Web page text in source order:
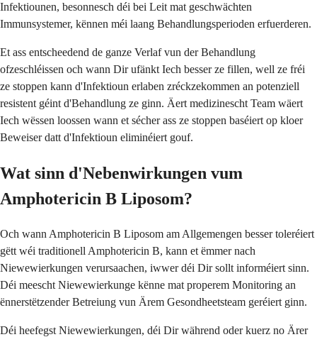
Infektiounen, besonnesch déi bei Leit mat geschwächten
Immunsystemer, kënnen méi laang Behandlungsperioden erfuerderen.
Et ass entscheedend de ganze Verlaf vun der Behandlung
ofzeschléissen och wann Dir ufänkt Iech besser ze fillen, well ze fréi
ze stoppen kann d'Infektioun erlaben zréckzekommen an potenziell
resistent géint d'Behandlung ze ginn. Äert medizinescht Team wäert
Iech wëssen loossen wann et sécher ass ze stoppen baséiert op kloer
Beweiser datt d'Infektioun eliminéiert gouf.
Wat sinn d'Nebenwirkungen vum
Amphotericin B Liposom?
Och wann Amphotericin B Liposom am Allgemengen besser toleréiert
gëtt wéi traditionell Amphotericin B, kann et ëmmer nach
Niewewierkungen verursaachen, iwwer déi Dir sollt informéiert sinn.
Déi meescht Niewewierkunge kënne mat properem Monitoring an
ënnerstëtzender Betreiung vun Ärem Gesondheetsteam geréiert ginn.
Déi heefegst Niewewierkungen, déi Dir während oder kuerz no Ärer